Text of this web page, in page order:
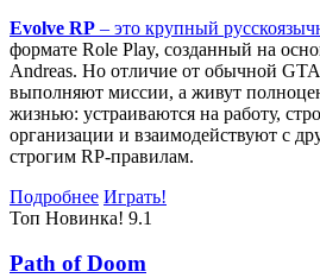
Evolve RP – это крупный
формате Role Play, созданный на
Andreas. Но отличие от обычной
выполняют миссии, а живут
жизнью: устраиваются на работу,
организации и взаимодействуют с
строгим RP-правилам.
Подробнее Играть!
Топ Новинка! 9.1
Path of Doom